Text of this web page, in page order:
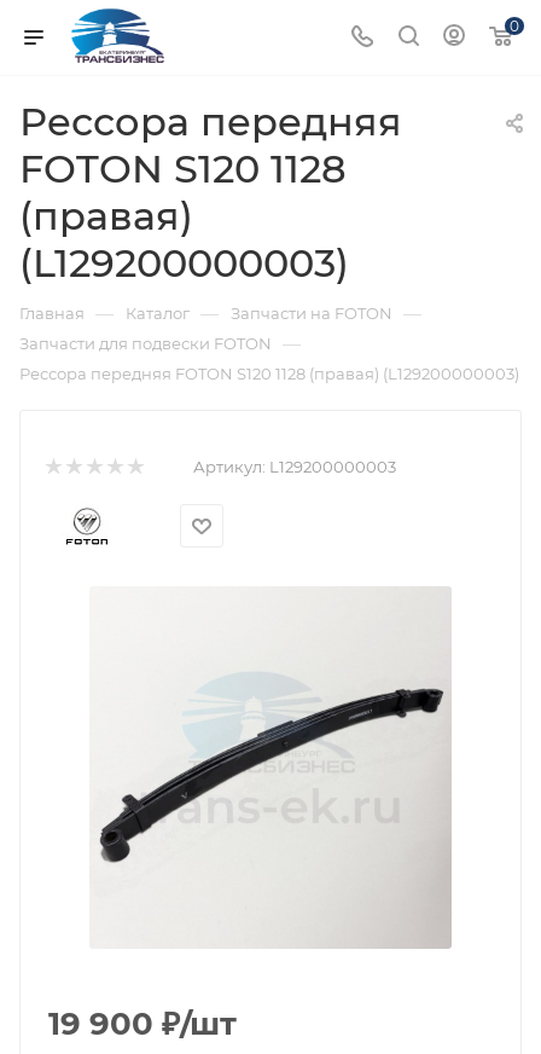
0
Рессора передняя
FOTON S120 1128
(правая)
(L129200000003)
Главная — Каталог — Запчасти на FOTON —
Запчасти для подвески FOTON —
Рессора передняя FOTON S120 1128 (правая) (L129200000003)
Артикул: L129200000003
19 900 ₽/шт